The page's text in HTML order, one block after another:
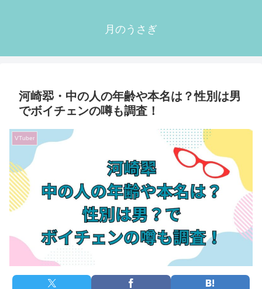
月のうさぎ
河崎翆・中の人の年齢や本名は？性別は男
でボイチェンの噂も調査！
VTuber